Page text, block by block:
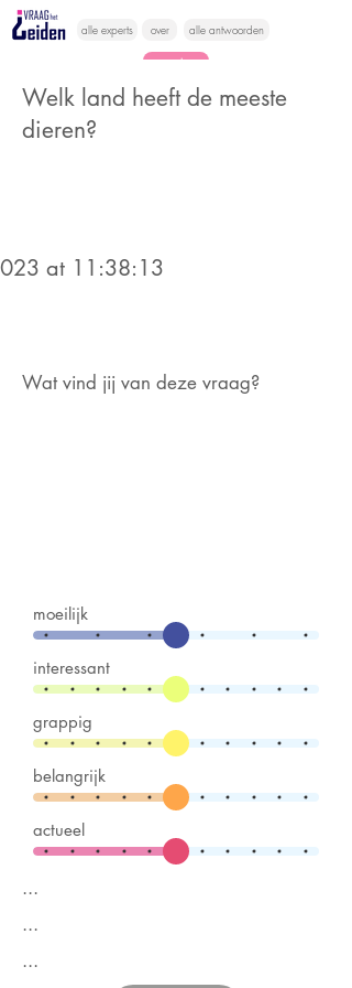
alle experts over alle antwoorden
vragen lessen
Welk land heeft de meeste
dieren?
at 11:38:13
Wat vind jij van deze vraag?
moeilijk
interessant
grappig
belangrijk
actueel
...
...
...